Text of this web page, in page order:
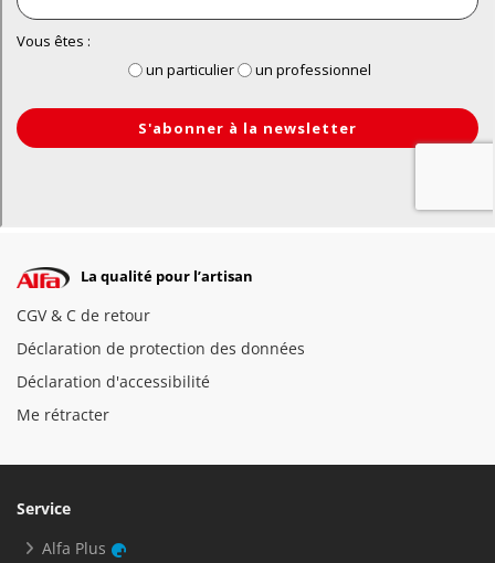
La qualité pour l’artisan
CGV & C de retour
Déclaration de protection des données
Déclaration d'accessibilité
Me rétracter
Service
Alfa Plus